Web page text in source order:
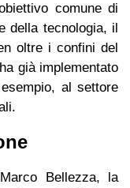
comune di
della tecnologia, il
oltre i confini del
già implementato
al settore
Bellezza, la